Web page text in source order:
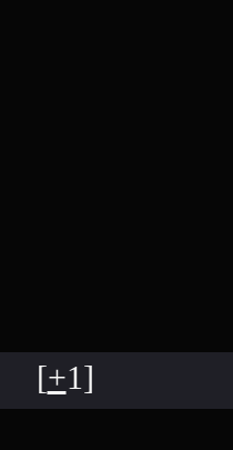
[+1]